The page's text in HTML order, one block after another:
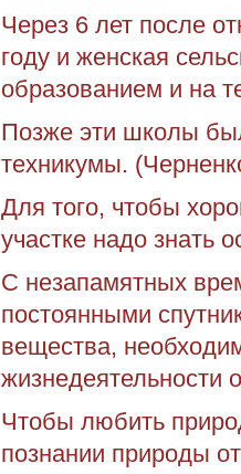
Через 6 лет после
году и женская
образованием и на
Позже эти школы
техникумы.
Для того, чтобы
участке надо знать
С незапамятных
постоянными
вещества,
жизнедеятельности
Чтобы любить
познании природы